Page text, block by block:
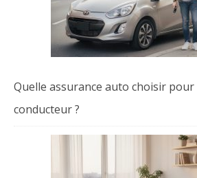
Quelle assurance auto choisir
conducteur ?